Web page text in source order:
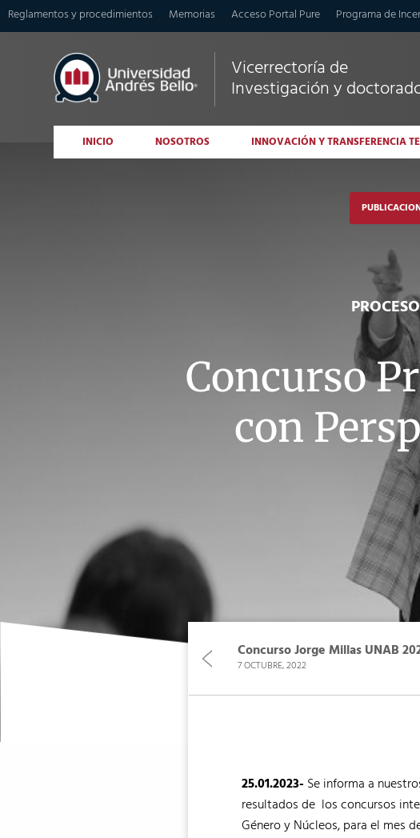
Reglamentos y procedimientos Memorias Acceso Portal Pure Programa de
Vicerrectoría de
Investigación y
INICIO NOSOTROS INNOVACIÓN Y TRANSFERENCIA
Concurso
con
Concurso Jorge Millas UNAB
7 OCTUBRE, 2022
25.01.2023- Se informa a
resultados de los concursos
Género y Núcleos, para el mes